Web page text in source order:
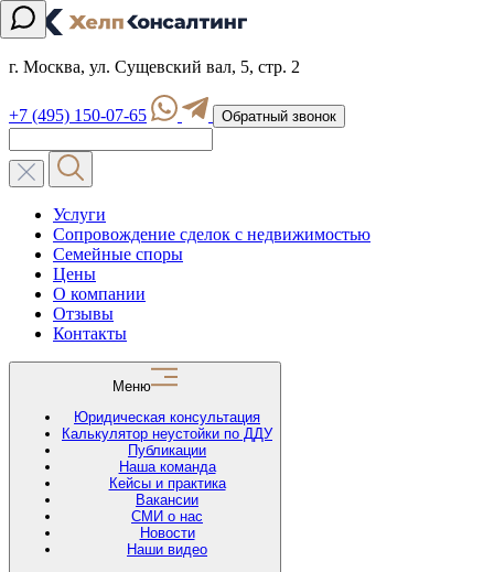
г. Москва, ул. Сущевский вал, 5, стр. 2
+7 (495) 150-07-65 Обратный звонок
Услуги
Сопровождение сделок с недвижимостью
Семейные споры
Цены
О компании
Отзывы
Контакты
Меню
Юридическая консультация
Калькулятор неустойки по ДДУ
Публикации
Наша команда
Кейсы и практика
Вакансии
СМИ о нас
Новости
Наши видео